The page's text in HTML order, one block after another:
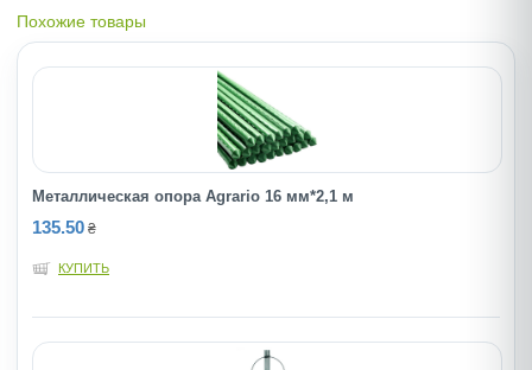
Похожие товары
Металлическая опора Agrario 16 мм*2,1 м
135.50 ₴
КУПИТЬ